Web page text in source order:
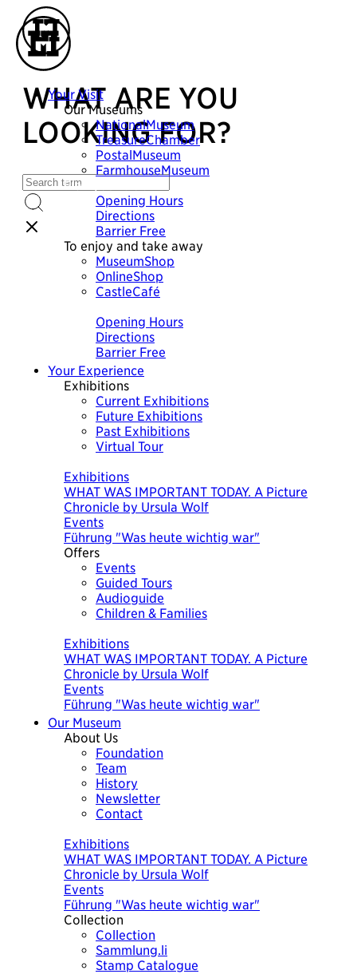
Your Visit
Our Museums
NationalMuseum
TreasureChamber
PostalMuseum
FarmhouseMuseum
Plan your visit
Opening Hours
Directions
Barrier Free
To enjoy and take away
MuseumShop
OnlineShop
CastleCafé
Opening Hours
Directions
Barrier Free
Your Experience
Exhibitions
Current Exhibitions
Future Exhibitions
Past Exhibitions
Virtual Tour
Exhibitions
WHAT WAS IMPORTANT TODAY. A Picture
Chronicle by Ursula Wolf
Events
Führung "Was heute wichtig war"
Exhibitions
The Economy of Liechtenstein
Events
Bäuerliches WohnMuseum
Offers
Events
Guided Tours
Audioguide
Children & Families
Exhibitions
WHAT WAS IMPORTANT TODAY. A Picture
Chronicle by Ursula Wolf
Events
Führung "Was heute wichtig war"
Exhibitions
The Economy of Liechtenstein
Events
Bäuerliches WohnMuseum
Our Museum
About Us
Foundation
Team
History
Newsletter
Contact
Exhibitions
WHAT WAS IMPORTANT TODAY. A Picture
Chronicle by Ursula Wolf
Events
Führung "Was heute wichtig war"
Exhibitions
The Economy of Liechtenstein
Events
Bäuerliches WohnMuseum
Collection
Collection
Sammlung.li
Stamp Catalogue
WHAT ARE YOU
LOOKING FOR?